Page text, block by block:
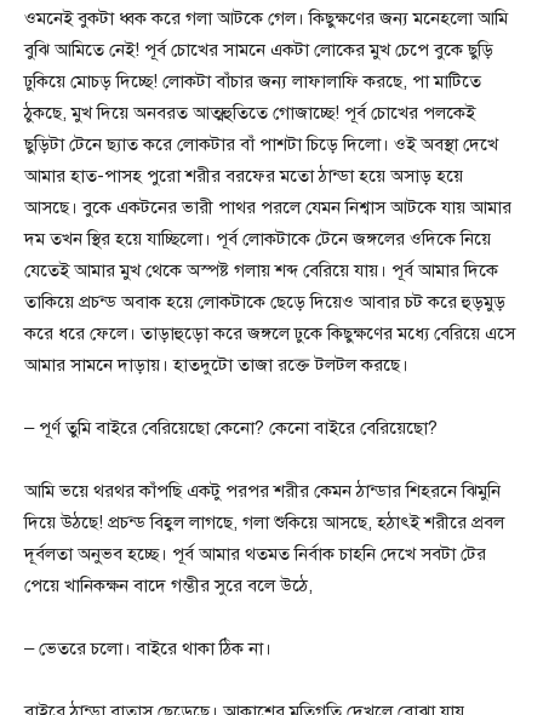
ওমনেই বুকটা ধ্বক করে গলা আটকে গেল। কিছুক্ষণের জন্য মনেহলো আমি
বুঝি আমিতে নেই! পূর্ব চোখের সামনে একটা লোকের মুখ চেপে বুকে ছুড়ি
ঢুকিয়ে মোচড় দিচ্ছে! লোকটা বাঁচার জন্য লাফালাফি করছে, পা মাটিতে
ঠুকছে, মুখ দিয়ে অনবরত আত্মহুতিতে গোজাচ্ছে! পূর্ব চোখের পলকেই
ছুড়িটা টেনে ছ্যাত করে লোকটার বাঁ পাশটা চিড়ে দিলো। ওই অবস্থা দেখে
আমার হাত-পাসহ পুরো শরীর বরফের মতো ঠান্ডা হয়ে অসাড় হয়ে
আসছে। বুকে একটনের ভারী পাথর পরলে যেমন নিশ্বাস আটকে যায় আমার
দম তখন স্থির হয়ে যাচ্ছিলো। পূর্ব লোকটাকে টেনে জঙ্গলের ওদিকে নিয়ে
যেতেই আমার মুখ থেকে অস্পষ্ট গলায় শব্দ বেরিয়ে যায়। পূর্ব আমার দিকে
তাকিয়ে প্রচন্ড অবাক হয়ে লোকটাকে ছেড়ে দিয়েও আবার চট করে হুড়মুড়
করে ধরে ফেলে। তাড়াহুড়ো করে জঙ্গলে ঢুকে কিছুক্ষণের মধ্যে বেরিয়ে এসে
আমার সামনে দাড়ায়। হাতদুটো তাজা রক্তে টলটল করছে।
– পূর্ণ তুমি বাইরে বেরিয়েছো কেনো? কেনো বাইরে বেরিয়েছো?
আমি ভয়ে থরথর কাঁপছি একটু পরপর শরীর কেমন ঠান্ডার শিহরনে ঝিমুনি
দিয়ে উঠছে! প্রচন্ড বিহ্বল লাগছে, গলা শুকিয়ে আসছে, হঠাৎই শরীরে প্রবল
দূর্বলতা অনুভব হচ্ছে। পূর্ব আমার থতমত নির্বাক চাহনি দেখে সবটা টের
পেয়ে খানিকক্ষন বাদে গম্ভীর সুরে বলে উঠে,
– ভেতরে চলো। বাইরে থাকা ঠিক না।